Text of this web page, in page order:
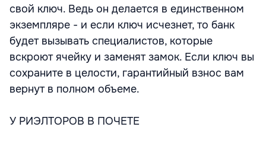
свой ключ. Ведь он делается в единственном
экземпляре - и если ключ исчезнет, то банк
будет вызывать специалистов, которые
вскроют ячейку и заменят замок. Если ключ вы
сохраните в целости, гарантийный взнос вам
вернут в полном объеме.
У РИЭЛТОРОВ В ПОЧЕТЕ